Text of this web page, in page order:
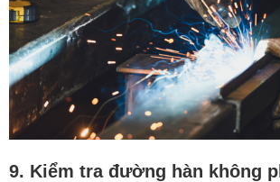
9. Kiểm tra đường hàn không